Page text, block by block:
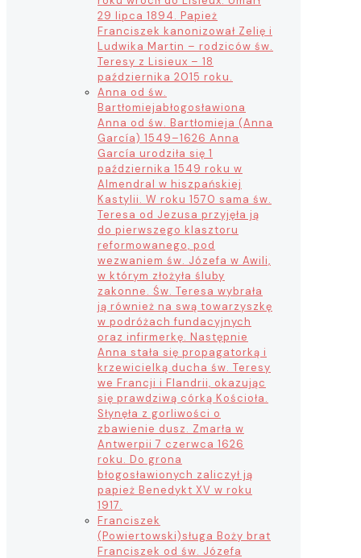
29 lipca 1894. Papież
Franciszek kanonizował Zelię i
Ludwika Martin – rodziców św.
Teresy z Lisieux – 18
października 2015 roku.
Anna od św.
Bartłomiejabłogosławiona
Anna od św. Bartłomieja (Anna
García) 1549–1626 Anna
García urodziła się 1
października 1549 roku w
Almendral w hiszpańskiej
Kastylii. W roku 1570 sama św.
Teresa od Jezusa przyjęła ją
do pierwszego klasztoru
reformowanego, pod
wezwaniem św. Józefa w Awili,
w którym złożyła śluby
zakonne. Św. Teresa wybrała
ją również na swą towarzyszkę
w podróżach fundacyjnych
oraz infirmerkę. Następnie
Anna stała się propagatorką i
krzewicielką ducha św. Teresy
we Francji i Flandrii, okazując
się prawdziwą córką Kościoła.
Słynęła z gorliwości o
zbawienie dusz. Zmarła w
Antwerpii 7 czerwca 1626
roku. Do grona
błogosławionych zaliczył ją
papież Benedykt XV w roku
1917.
Franciszek
(Powiertowski)sługa Boży brat
Franciszek od św. Józefa